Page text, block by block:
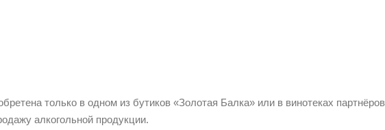
только в одном из бутиков «Золотая Балка» или в винотеках партнёров
алкогольной продукции.